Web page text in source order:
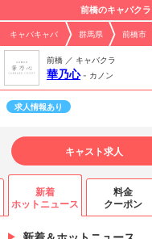
前橋のキャバク
キャバキャバ 群馬県 前橋市
前橋 ／ キャバクラ
華乃心- カノン
求人情報あり
キャスト求人
新着
ホットニュース
料金
クーポン